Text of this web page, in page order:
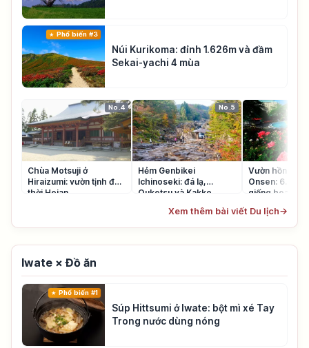
Phổ biến #3
Núi Kurikoma: đỉnh 1.626m và đầm
Sekai-yachi 4 mùa
No.4
Chùa Motsuji ở
Hiraizumi: vườn tịnh độ
thời Heian
No.5
Hẻm Genbikei
Ichinoseki: đá lạ,
Ouketsu và Kakko
Vườn hồng
Onsen: 6.000
giống hoa
Xem thêm bài viết Du lịch→
Iwate × Đồ ăn
Phổ biến #1
Súp Hittsumi ở Iwate: bột mì xé Tay
Trong nước dùng nóng